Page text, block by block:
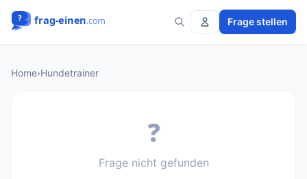
Frage stellen
Home›Hundetrainer
❓
Frage nicht gefunden